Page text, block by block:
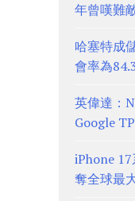
年曾嘆難
哈塞特成
會率為
英偉達：
Google
iPhone
奪全球最